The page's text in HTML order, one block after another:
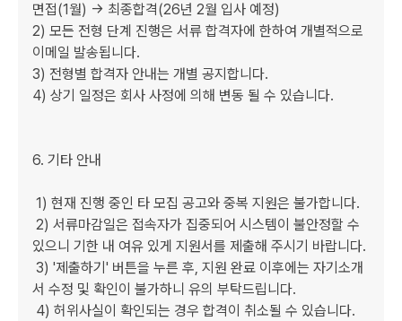
면접(1월) → 최종합격(26년 2월 입사 예정)
2) 모든 전형 단계 진행은 서류 합격자에 한하여 개별적으로
이메일 발송됩니다.
3) 전형별 합격자 안내는 개별 공지합니다.
4) 상기 일정은 회사 사정에 의해 변동 될 수 있습니다.
6. 기타 안내
있으니 기한 내 여유 있게 지원서를 제출해 주시기 바랍니다.
서 수정 및 확인이 불가하니 유의 부탁드립니다.